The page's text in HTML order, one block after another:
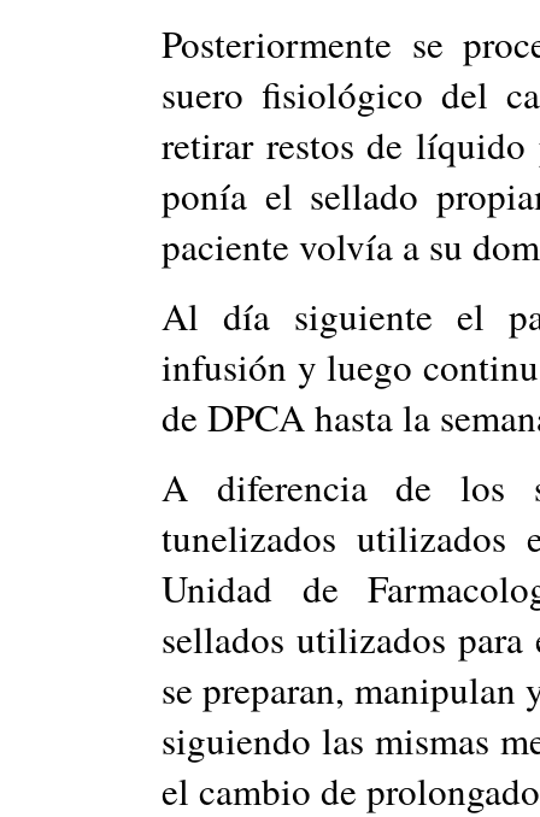
Posteriormente se
suero fisiológico del
retirar restos de
ponía el sellado
paciente volvía a su
Al día siguiente el
infusión y luego
de DPCA hasta la
A diferencia de los
tunelizados
Unidad de
sellados utilizados
se preparan, manipulan
siguiendo las mismas
el cambio de